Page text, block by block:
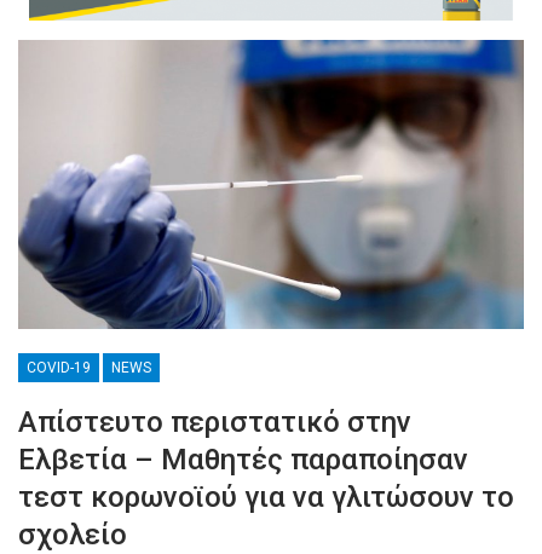
COVID-19 NEWS
Απίστευτο περιστατικό στην
Ελβετία – Μαθητές παραποίησαν
τεστ κορωνοϊού για να γλιτώσουν το
σχολείο